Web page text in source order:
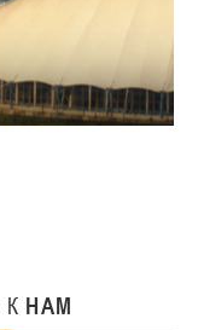
К НАМ